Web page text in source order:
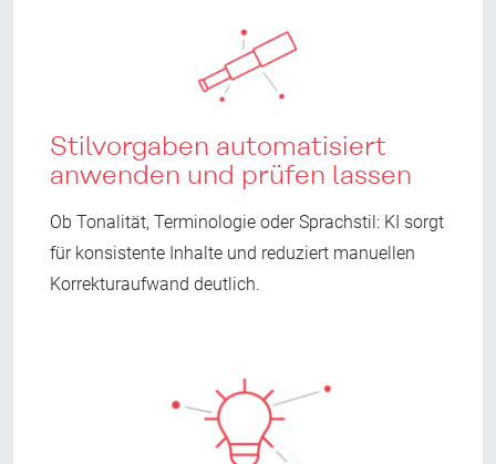
Stilvorgaben automatisiert
anwenden und prüfen lassen
Ob Tonalität, Terminologie oder Sprachstil: KI sorgt
für konsistente Inhalte und reduziert manuellen
Korrekturaufwand deutlich.